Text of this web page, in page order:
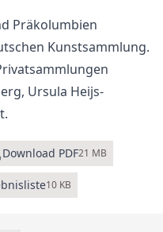
Präkolumbien
Kunstsammlung.
Ursula Heijs-
Download PDF21 MB
10 KB